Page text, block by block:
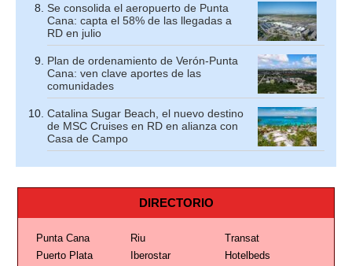
Se consolida el aeropuerto de Punta
Cana: capta el 58% de las llegadas a
RD en julio
Plan de ordenamiento de Verón-Punta
Cana: ven clave aportes de las
comunidades
Catalina Sugar Beach, el nuevo destino
de MSC Cruises en RD en alianza con
Casa de Campo
DIRECTORIO
Punta Cana Riu
Transat
Puerto Plata
Iberostar
Hotelbeds